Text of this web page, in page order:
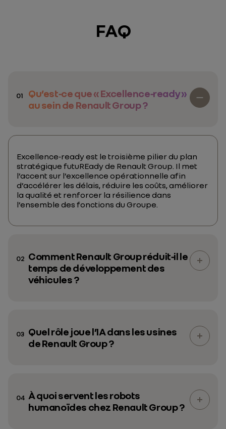
FAQ
01
Qu’est‑ce que « Excellence‑ready »
au sein de Renault Group ?
Excellence‑ready est le troisième pilier du plan
stratégique futuREady de Renault Group. Il met
l’accent sur l’excellence opérationnelle afin
d’accélérer les délais, réduire les coûts, améliorer
la qualité et renforcer la résilience dans
l’ensemble des fonctions du Groupe.
02 Comment Renault Group réduit‑il le
temps de développement des
véhicules ?
03 Quel rôle joue l’IA dans les usines
de Renault Group ?
04 À quoi servent les robots
humanoïdes chez Renault Group ?